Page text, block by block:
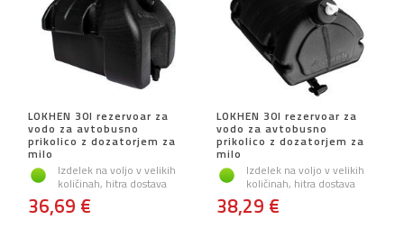
LOKHEN 30l rezervoar za
vodo za avtobusno
prikolico z dozatorjem za
milo
Izdelek na voljo v velikih
količinah, hitra dostava
36,69 €
LOKHEN 30l rezervoar za
vodo za avtobusno
prikolico z dozatorjem za
milo
Izdelek na voljo v velikih
količinah, hitra dostava
38,29 €